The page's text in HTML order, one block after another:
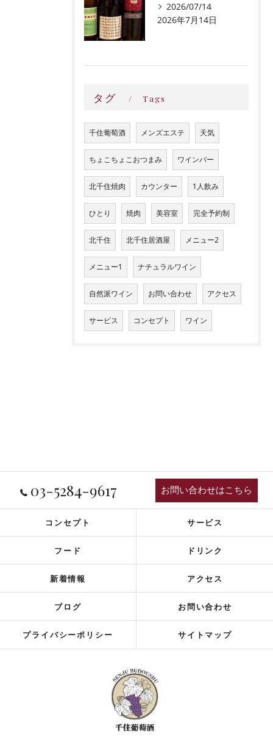
2026/07/14
2026年7月14日
タグ Tags
千住葡萄酒 メンズエステ 天気
ちょこちょこおつまみ ワインバー
北千住焼肉 カウンター 1人飲み
ひとり 焼肉 美容室 完全予約制
北千住 北千住居酒屋 メニュー2
メニュー1 ナチュラルワイン
自然派ワイン お問い合わせ アクセス
サービス コンセプト ワイン
03-5284-9617 お問い合わせはこちら
コンセプト サービス
フード ドリンク
新着情報 アクセス
ブログ お問い合わせ
プライバシーポリシー サイトマップ